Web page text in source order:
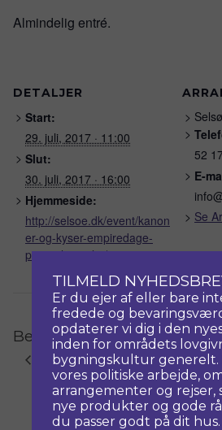
Almindelig entré.
DETALJER
Start:
29. juli, 2017 · 11:00
Slut:
30. juli, 2017 · 16:00
Hjemmeside:
http://selsoe.dk/event/kanon
er-og-kyser-empiredage-
paa-selsoe-slot/
52
E-
Se
Begivenhed Navigation
Forrige
TILMELD
Er du ejer af eller bare
fredede og
opdaterer vi dig i den
inden for områdets
bygningskultur generelt.
vores politiske arbejde,
arrangementer og rejser,
nye produkter og gode
du passer godt på dit hus.